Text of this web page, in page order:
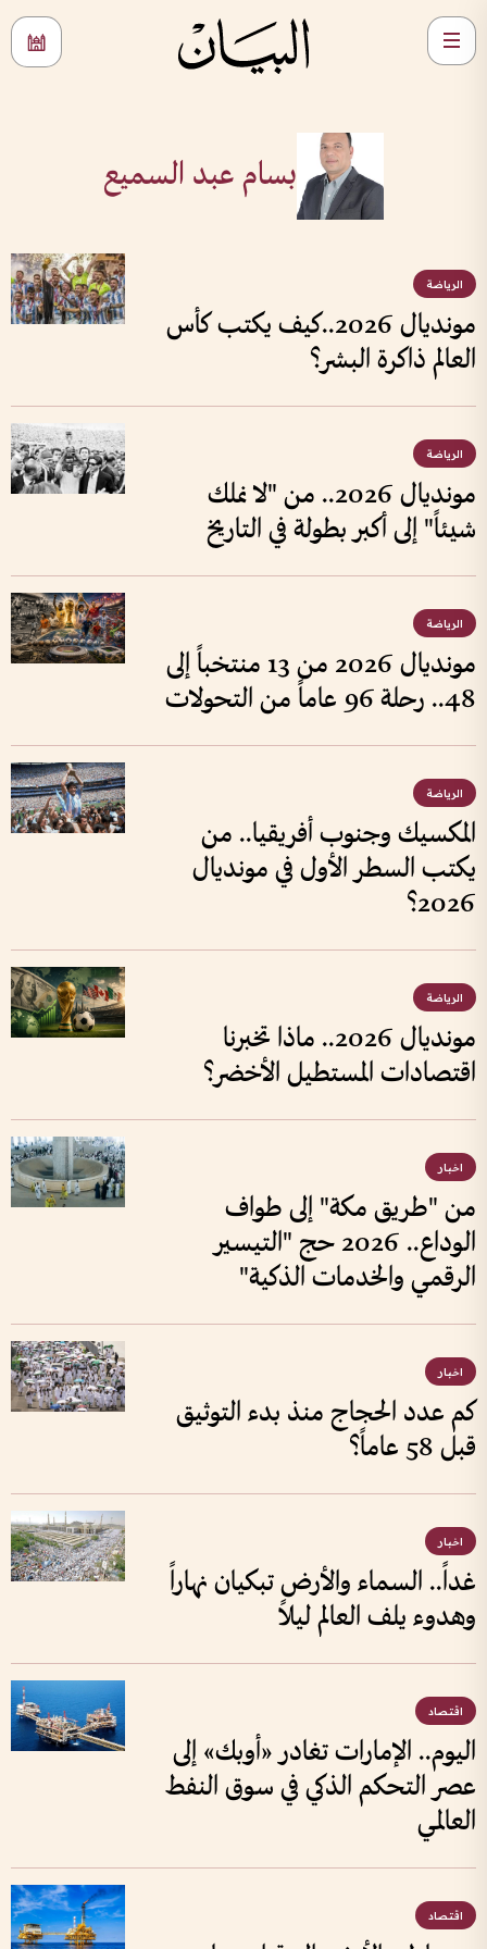
بسام عبد السميع
الرياضة
مونديال 2026..كيف يكتب كأس
العالم ذاكرة البشر؟
الرياضة
مونديال 2026.. من "لا نملك
شيئاً" إلى أكبر بطولة في التاريخ
الرياضة
مونديال 2026 من 13 منتخباً إلى
48.. رحلة 96 عاماً من التحولات
الرياضة
المكسيك وجنوب أفريقيا.. من
يكتب السطر الأول في مونديال
2026؟
الرياضة
مونديال 2026.. ماذا تخبرنا
اقتصادات المستطيل الأخضر؟
اخبار
من "طريق مكة" إلى طواف
الوداع.. 2026 حج "التيسير
الرقمي والخدمات الذكية"
اخبار
كم عدد الحجاج منذ بدء التوثيق
قبل 58 عاماً؟
اخبار
غداً.. السماء والأرض تبكيان نهاراً
وهدوء يلف العالم ليلاً
اقتصاد
اليوم.. الإمارات تغادر «أوبك» إلى
عصر التحكم الذكي في سوق النفط
العالمي
اقتصاد